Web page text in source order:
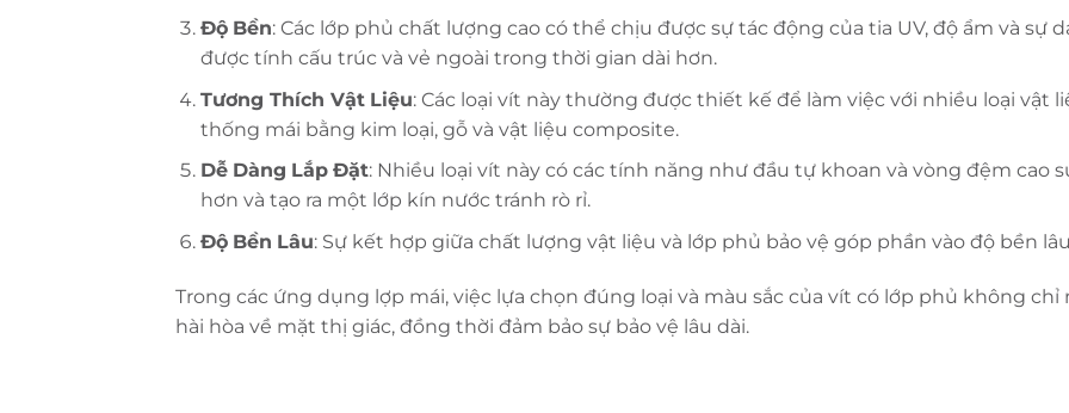
Độ Bền: Các lớp phủ chất lượng cao có thể chịu được sự tác động của tia UV, độ ẩm và sự
được tính cấu trúc và vẻ ngoài trong thời gian dài hơn.
Tương Thích Vật Liệu: Các loại vít này thường được thiết kế để làm việc với nhiều loại vật
thống mái bằng kim loại, gỗ và vật liệu composite.
Dễ Dàng Lắp Đặt: Nhiều loại vít này có các tính năng như đầu tự khoan và vòng đệm cao
hơn và tạo ra một lớp kín nước tránh rò rỉ.
Độ Bền Lâu: Sự kết hợp giữa chất lượng vật liệu và lớp phủ bảo vệ góp phần vào độ bền
Trong các ứng dụng lợp mái, việc lựa chọn đúng loại và màu sắc của vít có lớp phủ không
hài hòa về mặt thị giác, đồng thời đảm bảo sự bảo vệ lâu dài.